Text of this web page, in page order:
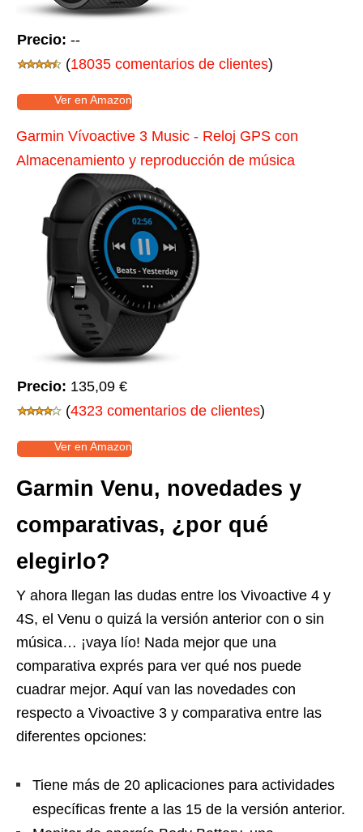
Precio: --
(18035 comentarios de clientes)
Ver en Amazon
Garmin Vívoactive 3 Music - Reloj GPS con
Almacenamiento y reproducción de música
Precio: 135,09 €
(4323 comentarios de clientes)
Ver en Amazon
Garmin Venu, novedades y
comparativas, ¿por qué
elegirlo?
Y ahora llegan las dudas entre los Vivoactive 4 y
4S, el Venu o quizá la versión anterior con o sin
música… ¡vaya lío! Nada mejor que una
comparativa exprés para ver qué nos puede
cuadrar mejor. Aquí van las novedades con
respecto a Vivoactive 3 y comparativa entre las
diferentes opciones:
Tiene más de 20 aplicaciones para actividades
específicas frente a las 15 de la versión anterior.